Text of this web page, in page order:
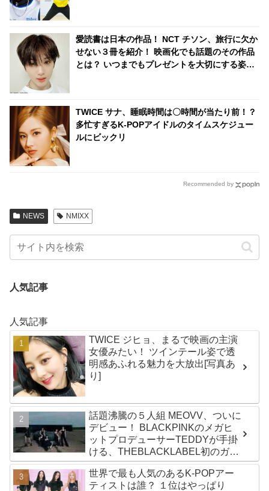
愛読書は日本の作品！ NCT チソン、旅行に欠か
せない３冊を紹介！ 映画化でも話題のその作品
とは？ いつまでもプレゼントを大切にする姿に
TWICE サナ、睡眠時間は〇時間が当たり前！？
多忙すぎるK-POPアイドルのタイムスケジュー
ルにビックリ
Recommended by
NEWS NMIXX
人気記事
人気記事
TWICE ジヒョ、まるで映画の主演
女優みたい！ ツインテール姿で透
明感あふれる魅力を大放出[写真あ
り]
話題沸騰の５人組 MEOVV、ついに
デビュー！ BLACKPINKのメガヒ
ットプロデューサーTEDDYが手掛
ける、THEBLACKLABEL初のガー
ルズグループ！ デビューシングル
「MEOW」をリリース
世界で最も人気のあるK-POPアー
ティストは誰？ １位はやっぱり